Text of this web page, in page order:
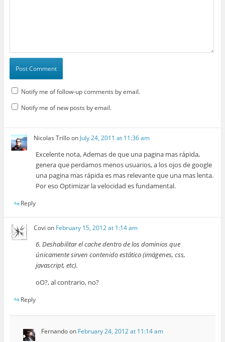
Notify me of follow-up comments by email.
Notify me of new posts by email.
Nicolas Trilloon July 24, 2011 at 11:36 am
Excelente nota, Ademas de que una pagina mas rápida,
genera que perdamos menos usuarios, a los ojos de google
una pagina mas rápida es mas relevante que una mas lenta.
Por eso Optimizar la velocidad es fundamental.
Reply
Covi on February 15, 2012 at 1:14 am
6. Deshabilitar el cache dentro de los dominios que
únicamente sirven contenido estático (imágenes, css,
javascript, etc).
oO?, al contrario, no?
Reply
Fernandoon February 24, 2012 at 11:14 am